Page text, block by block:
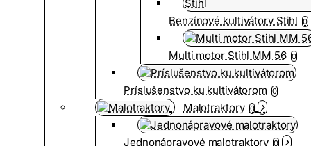
Benzínové kultivátory Stihl 0
Multi motor Stihl MM 56 0
Príslušenstvo ku kultivátorom 0
Malotraktory 0
Jednonápravové malotraktory 0